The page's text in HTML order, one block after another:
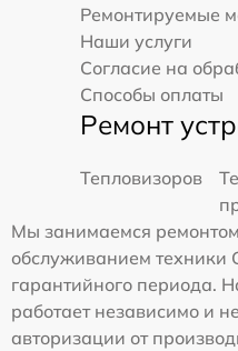
Ремонтируемые
Наши услуги
Согласие на
Способы оплаты
Ремонт
Тепловизоров
Мы занимаемся
обслуживанием техники
гарантийного периода.
работает независимо и
авторизации от